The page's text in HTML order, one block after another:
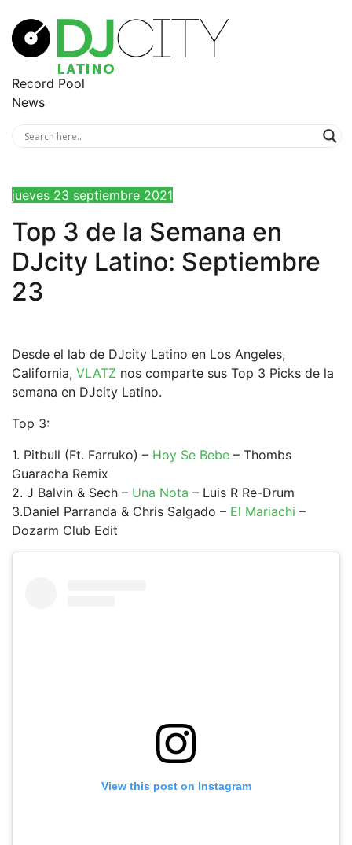
Record Pool
News
jueves 23 septiembre 2021
Top 3 de la Semana en
DJcity Latino: Septiembre
23
Desde el lab de DJcity Latino en Los Angeles,
California, VLATZ nos comparte sus Top 3 Picks de la
semana en DJcity Latino.
Top 3:
1. Pitbull (Ft. Farruko) – Hoy Se Bebe – Thombs
Guaracha Remix
2. J Balvin & Sech – Una Nota – Luis R Re-Drum
3.Daniel Parranda & Chris Salgado – El Mariachi –
Dozarm Club Edit
View this post on Instagram